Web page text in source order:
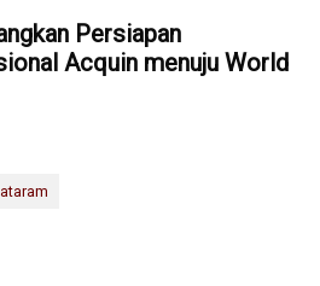
Persiapan
Acquin menuju World